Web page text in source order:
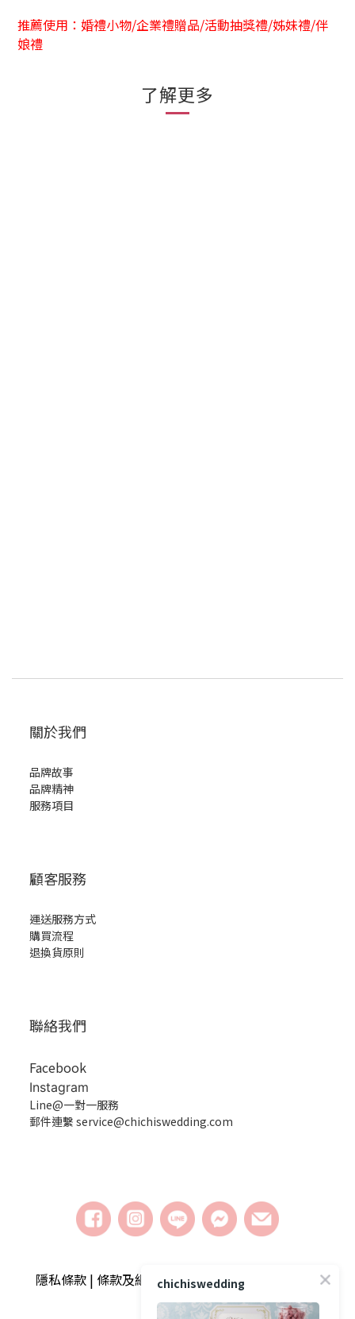
推薦使用：婚禮小物/企業禮贈品/活動抽獎禮/姊妹禮/伴
娘禮
了解更多
關於我們
品牌故事
品牌精神
服務項目
顧客服務
運送服務方式
購買流程
退換貨原則
聯絡我們
Facebook
Instagram
Line@一對一服務
郵件連繫 service@chichiswedding.com
隱私條款 | 條款及細則 | 2018 © chichiswedding婚
禮小物
chichiswedding